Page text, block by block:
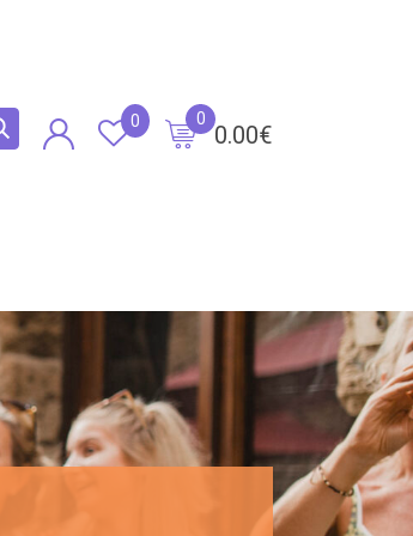
0.00€
0
0